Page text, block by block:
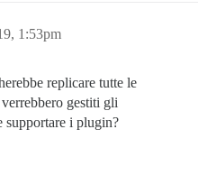
1:53pm
replicare tutte le
gestiti gli
supportare i plugin?